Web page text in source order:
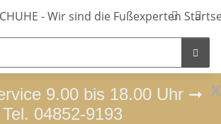
x
9.00 bis 18.00 Uhr ➞
Tel. 04852-9193